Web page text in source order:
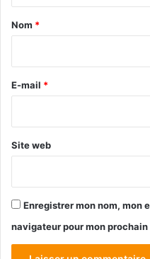
a
e
Nom *
E-mail *
Site web
Enregistrer mon nom, mon
navigateur pour mon